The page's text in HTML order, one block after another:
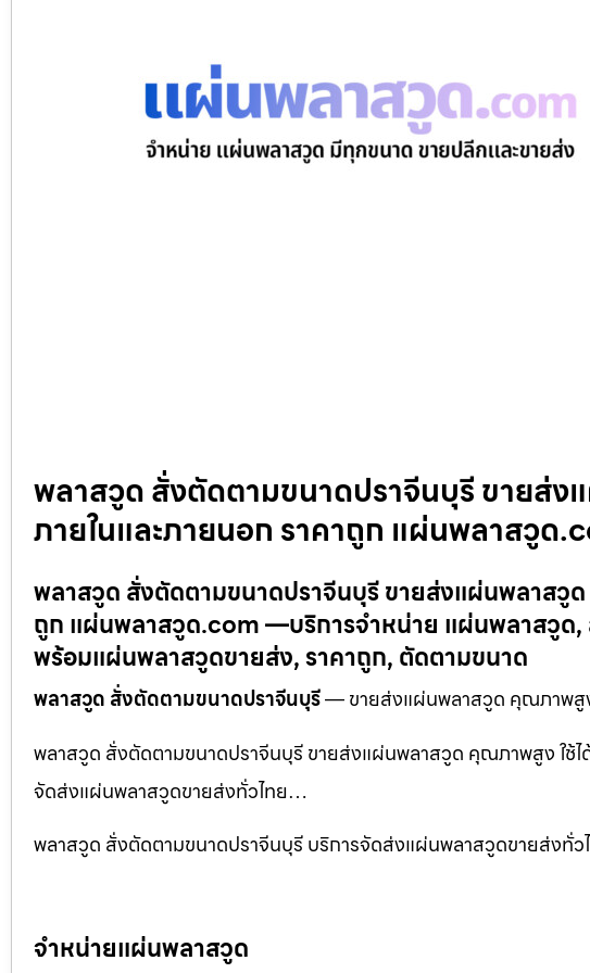
พลาสวูด สั่งตัดตามขนาดปราจีนบุรี ขายส่
ภายในและภายนอก ราคาถูก แผ่นพลาสวูด
พลาสวูด สั่งตัดตามขนาดปราจีนบุรี ขายส่งแผ่นพลาสวู
ถูก แผ่นพลาสวูด.com —บริการจำหน่าย แผ่นพลาสวูด,
พร้อมแผ่นพลาสวูดขายส่ง, ราคาถูก, ตัดตามขนาด
พลาสวูด สั่งตัดตามขนาดปราจีนบุรี— ขายส่งแผ่นพลาสวูด คุณภาพสูง
พลาสวูด สั่งตัดตามขนาดปราจีนบุรี ขายส่งแผ่นพลาสวูด คุณภาพสูง ใช้
จัดส่งแผ่นพลาสวูดขายส่งทั่วไทย…
พลาสวูด สั่งตัดตามขนาดปราจีนบุรี บริการจัดส่งแผ่นพลาสวูดขายส่งทั่
จำหน่ายแผ่นพลาสวูด